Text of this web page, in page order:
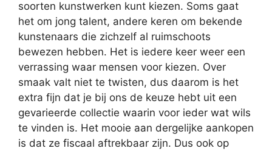
soorten kunstwerken kunt kiezen. Soms gaat
het om jong talent, andere keren om bekende
kunstenaars die zichzelf al ruimschoots
bewezen hebben. Het is iedere keer weer een
verrassing waar mensen voor kiezen. Over
smaak valt niet te twisten, dus daarom is het
extra fijn dat je bij ons de keuze hebt uit een
gevarieerde collectie waarin voor ieder wat wils
te vinden is. Het mooie aan dergelijke aankopen
is dat ze fiscaal aftrekbaar zijn. Dus ook op